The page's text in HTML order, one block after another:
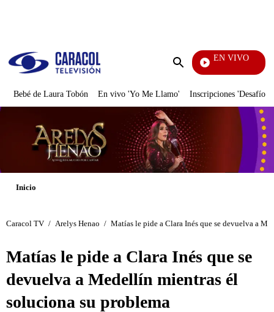
Enviar
EN VIVO
Noticias Caracol
Bebé de Laura Tobón En vivo 'Yo Me Llamo' Inscripciones 'Desafío'
Inicio
Caracol TV / Arelys Henao / Matías le pide a Clara Inés que se devuelva a
Matías le pide a Clara Inés que se
devuelva a Medellín mientras él
soluciona su problema